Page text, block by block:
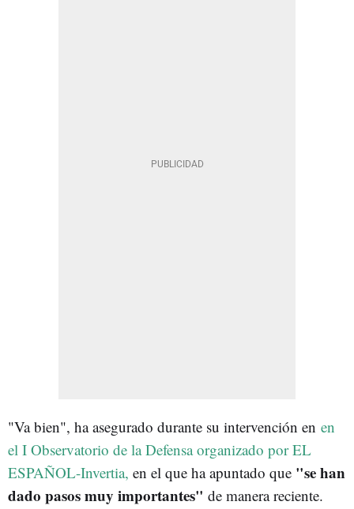
"Va bien", ha asegurado durante su intervención en en
el I Observatorio de la Defensa organizado por EL
ESPAÑOL-Invertia, en el que ha apuntado que "se han
dado pasos muy importantes" de manera reciente.